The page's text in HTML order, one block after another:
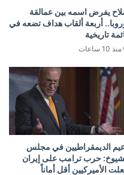
يفرض اسمه بين عمالقة
أربعة ألقاب هداف تضعه في
تاريخية
منذ 10 ساعات
الديمقراطيين في مجلس
حرب ‫ترامب‬⁩ على إيران
الأميركيين أقل أماناً